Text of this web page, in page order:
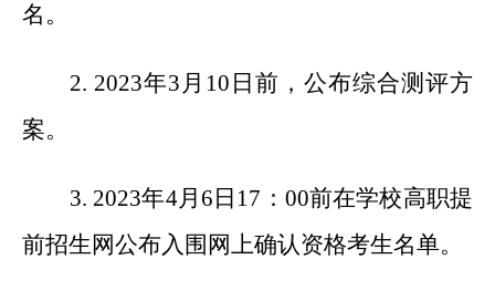
名。
2. 2023年3月10日前，公布综合测评方
案。
3. 2023年4月6日17：00前在学校高职提
前招生网公布入围网上确认资格考生名单。